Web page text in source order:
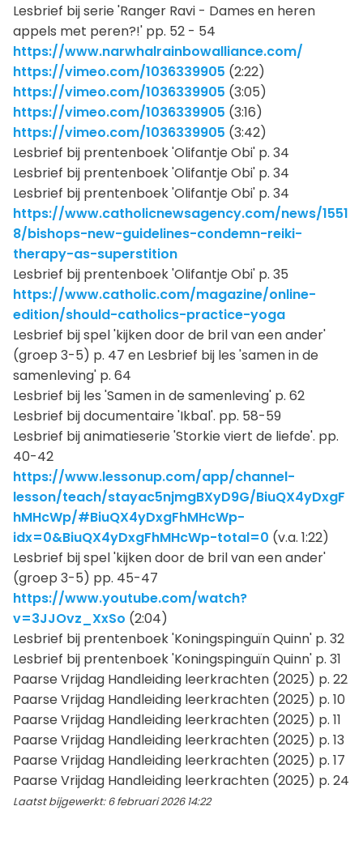
Lesbrief bij serie 'Ranger Ravi - Dames en heren
appels met peren?!' pp. 52 - 54
https://www.narwhalrainbowalliance.com/
https://vimeo.com/1036339905 (2:22)
https://vimeo.com/1036339905 (3:05)
https://vimeo.com/1036339905 (3:16)
https://vimeo.com/1036339905 (3:42)
Lesbrief bij prentenboek 'Olifantje Obi' p. 34
Lesbrief bij prentenboek 'Olifantje Obi' p. 34
Lesbrief bij prentenboek 'Olifantje Obi' p. 34
https://www.catholicnewsagency.com/news/1551
8/bishops-new-guidelines-condemn-reiki-
therapy-as-superstition
Lesbrief bij prentenboek 'Olifantje Obi' p. 35
https://www.catholic.com/magazine/online-
edition/should-catholics-practice-yoga
Lesbrief bij spel 'kijken door de bril van een ander'
(groep 3-5) p. 47 en Lesbrief bij les 'samen in de
samenleving' p. 64
Lesbrief bij les 'Samen in de samenleving' p. 62
Lesbrief bij documentaire 'Ikbal'. pp. 58-59
Lesbrief bij animatieserie 'Storkie viert de liefde'. pp.
40-42
https://www.lessonup.com/app/channel-
lesson/teach/stayac5njmgBXyD9G/BiuQX4yDxgF
hMHcWp/#BiuQX4yDxgFhMHcWp-
idx=0&BiuQX4yDxgFhMHcWp-total=0 (v.a. 1:22)
Lesbrief bij spel 'kijken door de bril van een ander'
(groep 3-5) pp. 45-47
https://www.youtube.com/watch?
v=3JJOvz_XxSo (2:04)
Lesbrief bij prentenboek 'Koningspinguïn Quinn' p. 32
Lesbrief bij prentenboek 'Koningspinguïn Quinn' p. 31
Paarse Vrijdag Handleiding leerkrachten (2025) p. 22
Paarse Vrijdag Handleiding leerkrachten (2025) p. 10
Paarse Vrijdag Handleiding leerkrachten (2025) p. 11
Paarse Vrijdag Handleiding leerkrachten (2025) p. 13
Paarse Vrijdag Handleiding leerkrachten (2025) p. 17
Paarse Vrijdag Handleiding leerkrachten (2025) p. 24
Laatst bijgewerkt: 6 februari 2026 14:22